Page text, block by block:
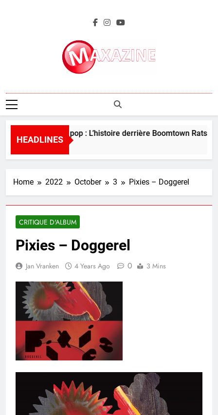
Maxazine.fr
HEADLINES
Perles de la pop : L’histoire derrière Boomtown Rats – “I
4 Days Ago
Home 2022 October 3 Pixies – Doggerel
CRITIQUE D'ALBUM
Pixies – Doggerel
Jan Vranken 4 Years Ago 0 3 Mins